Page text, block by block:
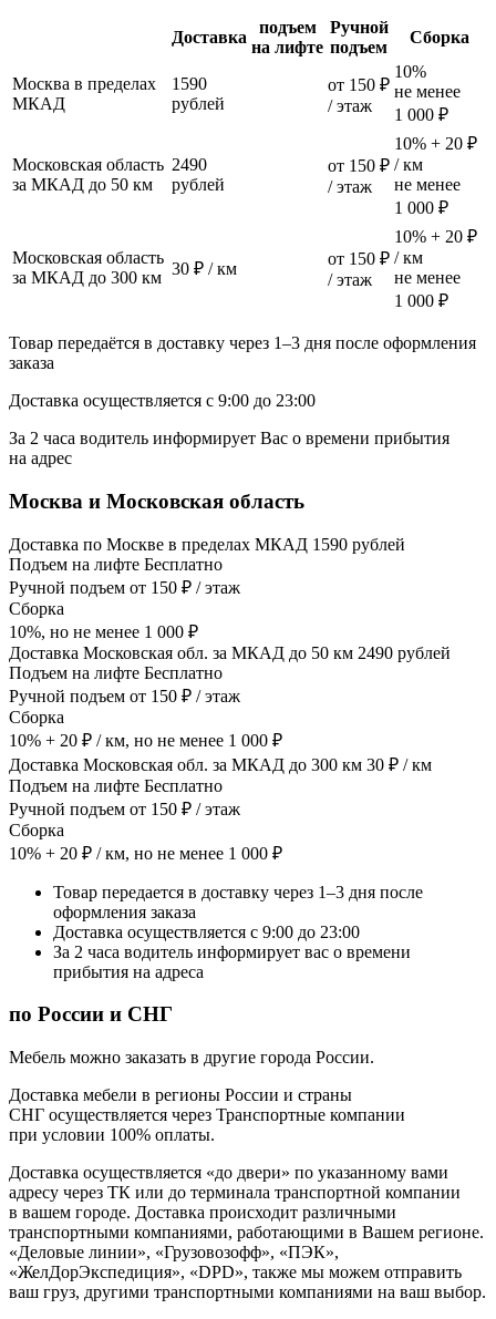
Доставка
подъем
на лифте
Ручной
подъем
Сборка
Москва в пределах
МКАД
1590
рублей
от 150 ₽
/ этаж
10%
не менее
1 000 ₽
Московская область
за МКАД до 50 км
2490
рублей
от 150 ₽
/ этаж
10% + 20 ₽
/ км
не менее
1 000 ₽
Московская область
за МКАД до 300 км 30 ₽ / км
от 150 ₽
/ этаж
10% + 20 ₽
/ км
не менее
1 000 ₽
Товар передаётся в доставку через 1–3 дня после оформления
заказа
Доставка осуществляется с 9:00 до 23:00
За 2 часа водитель информирует Вас о времени прибытия
на адрес
Москва и Московская область
Доставка по Москве в пределах МКАД 1590 рублей
Подъем на лифте Бесплатно
Ручной подъем от 150 ₽ / этаж
Сборка
10%, но не менее 1 000 ₽
Доставка Московская обл. за МКАД до 50 км 2490 рублей
Подъем на лифте Бесплатно
Ручной подъем от 150 ₽ / этаж
Сборка
10% + 20 ₽ / км, но не менее 1 000 ₽
Доставка Московская обл. за МКАД до 300 км 30 ₽ / км
Подъем на лифте Бесплатно
Ручной подъем от 150 ₽ / этаж
Сборка
10% + 20 ₽ / км, но не менее 1 000 ₽
Товар передается в доставку через 1–3 дня после
оформления заказа
Доставка осуществляется с 9:00 до 23:00
За 2 часа водитель информирует вас о времени
прибытия на адреса
по России и СНГ
Мебель можно заказать в другие города России.
Доставка мебели в регионы России и страны
СНГ осуществляется через Транспортные компании
при условии 100% оплаты.
Доставка осуществляется «до двери» по указанному вами
адресу через ТК или до терминала транспортной компании
в вашем городе. Доставка происходит различными
транспортными компаниями, работающими в Вашем регионе.
«Деловые линии», «Грузовозофф», «ПЭК»,
«ЖелДорЭкспедиция», «DPD», также мы можем отправить
ваш груз, другими транспортными компаниями на ваш выбор.